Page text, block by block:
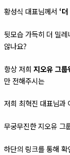
황성식 대표님께서 ‘
뒷모습 가득히 더 밀
않나요?
항상 저희 지오유 그룹
만 전해주시는
저희 최혁진 대표님과
무궁무진한 지오유 그
하단의 링크를 통해